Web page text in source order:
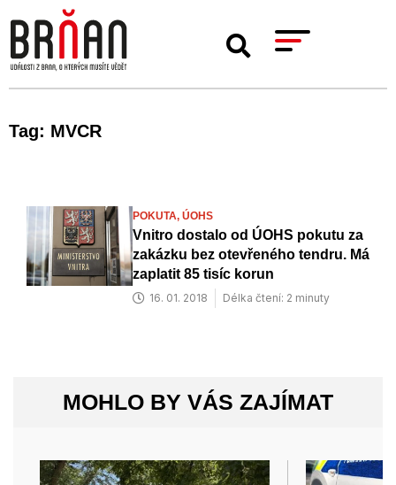
Tag: MVCR
POKUTA, ÚOHS
Vnitro dostalo od ÚOHS pokutu za
zakázku bez otevřeného tendru. Má
zaplatit 85 tisíc korun
16. 01. 2018 Délka čtení: 2 minuty
MOHLO BY VÁS ZAJÍMAT